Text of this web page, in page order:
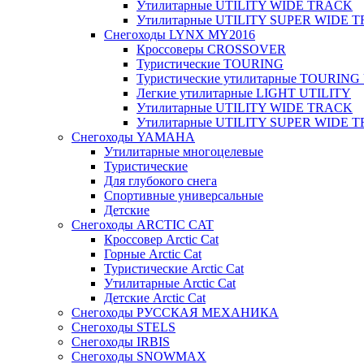
Утилитарные UTILITY WIDE TRACK
Утилитарные UTILITY SUPER WIDE
Снегоходы LYNX MY2016
Кроссоверы CROSSOVER
Туристические TOURING
Туристические утилитарные
Легкие утилитарные LIGHT UTILITY
Утилитарные UTILITY WIDE TRACK
Утилитарные UTILITY SUPER WIDE
Снегоходы YAMAHA
Утилитарные многоцелевые
Туристические
Для глубокого снега
Спортивные универсальные
Детские
Снегоходы ARCTIC CAT
Кроссовер Arctic Cat
Горные Arctic Cat
Туристические Arctic Cat
Утилитарные Arctic Сat
Детские Arctic Cat
Снегоходы РУССКАЯ МЕХАНИКА
Снегоходы STELS
Снегоходы IRBIS
Снегоходы SNOWMAX